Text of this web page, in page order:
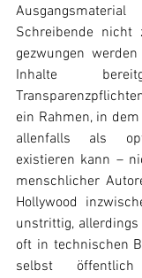
Schreibende nicht
gezwungen
Inhalte
ein Rahmen, in
allenfalls als
existieren kann –
menschlicher
Hollywood
unstrittig,
oft in technischen
selbst